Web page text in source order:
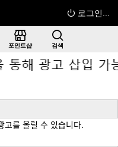
로그인...
포인트샵 검색
고를 올릴 수 있습니다.